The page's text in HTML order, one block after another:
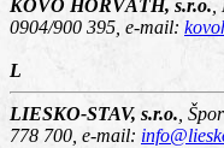
KOVO HORVÁTH, s.r.o.
0904/900 395, e-mail:
L
LIESKO-STAV, s.r.o.
778 700, e-mail: